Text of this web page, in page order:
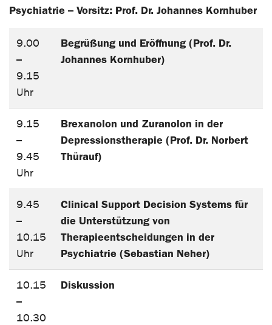
Psychiatrie – Vorsitz: Prof. Dr. Johannes Kornhuber
9.00
–
9.15
Uhr
Begrüßung und Eröffnung (Prof. Dr.
Johannes Kornhuber)
9.15
–
9.45
Uhr
Brexanolon und Zuranolon in der
Depressionstherapie (Prof. Dr. Norbert
Thürauf)
9.45
–
10.15
Uhr
Clinical Support Decision Systems für
die Unterstützung von
Therapieentscheidungen in der
Psychiatrie (Sebastian Neher)
10.15
–
10.30
Diskussion